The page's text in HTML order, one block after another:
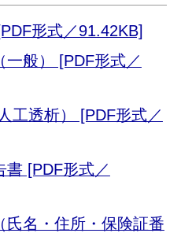
形式／91.42KB]
一般） [PDF形式／
工透析） [PDF形式／
書 [PDF形式／
氏名・住所・保険証番